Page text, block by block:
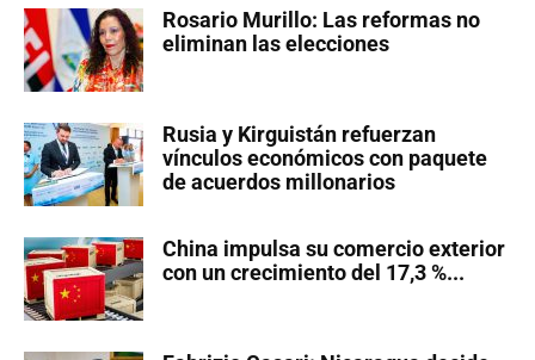
Rosario Murillo: Las reformas no
eliminan las elecciones
Rusia y Kirguistán refuerzan
vínculos económicos con paquete
de acuerdos millonarios
China impulsa su comercio exterior
con un crecimiento del 17,3 %...